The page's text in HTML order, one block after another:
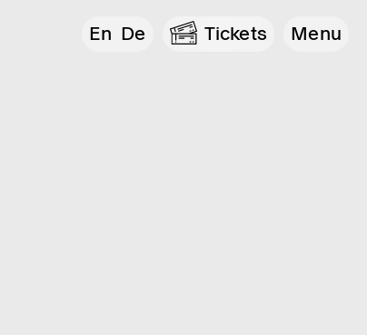
En De Tickets Menu